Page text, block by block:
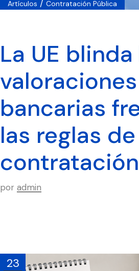
Artículos / Contratación Pública
La UE blinda
valoraciones
bancarias
las reglas de
por admin
23